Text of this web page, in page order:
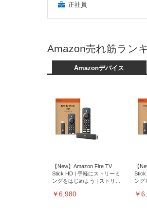
正社員
Amazon売れ筋ラン
Amazonデバイス
【New】Amazon Fire TV
Stick HD | 手軽にストリーミ
ングをはじめよう | ストリー
￥6,980
【
Stick
ング
￥